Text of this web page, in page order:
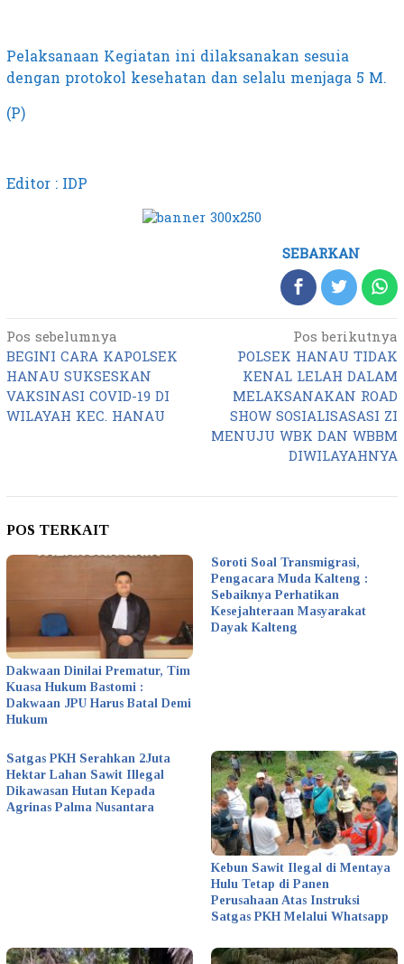
Pelaksanaan Kegiatan ini dilaksanakan sesuia
dengan protokol kesehatan dan selalu menjaga 5 M.
(P)
Editor : IDP
SEBARKAN
Navigasi
pos
Pos sebelumnya
BEGINI CARA KAPOLSEK
HANAU SUKSESKAN
VAKSINASI COVID-19 DI
WILAYAH KEC. HANAU
Pos berikutnya
POLSEK HANAU TIDAK
KENAL LELAH DALAM
MELAKSANAKAN ROAD
SHOW SOSIALISASASI ZI
MENUJU WBK DAN WBBM
DIWILAYAHNYA
POS TERKAIT
Dakwaan Dinilai Prematur, Tim
Kuasa Hukum Bastomi :
Dakwaan JPU Harus Batal Demi
Hukum
Soroti Soal Transmigrasi,
Pengacara Muda Kalteng :
Sebaiknya Perhatikan
Kesejahteraan Masyarakat
Dayak Kalteng
Satgas PKH Serahkan 2Juta
Hektar Lahan Sawit Illegal
Dikawasan Hutan Kepada
Agrinas Palma Nusantara
Kebun Sawit Ilegal di Mentaya
Hulu Tetap di Panen
Perusahaan Atas Instruksi
Satgas PKH Melalui Whatsapp